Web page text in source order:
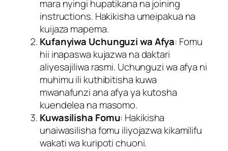
mara nyingi hupatikana na joining
instructions. Hakikisha umeipakua na
kuijaza mapema.
Kufanyiwa Uchunguzi wa Afya: Fomu
hii inapaswa kujazwa na daktari
aliyesajiliwa rasmi. Uchunguzi wa afya ni
muhimu ili kuthibitisha kuwa
mwanafunzi ana afya ya kutosha
kuendelea na masomo.
Kuwasilisha Fomu: Hakikisha
unaiwasilisha fomu iliyojazwa kikamilifu
wakati wa kuripoti chuoni.